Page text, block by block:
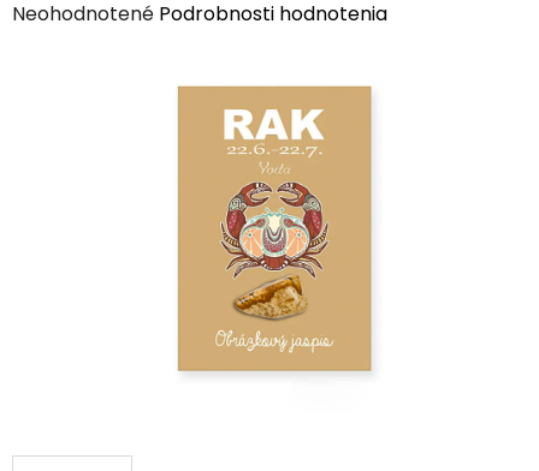
Priemerné
Neohodnotené Podrobnosti hodnotenia